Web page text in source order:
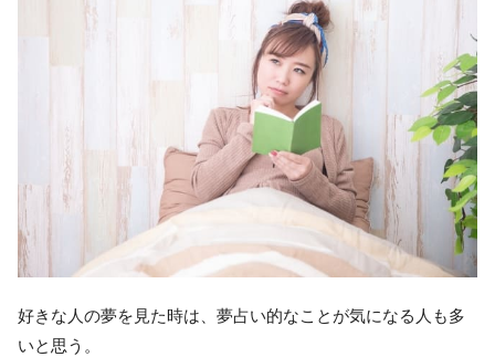
好きな人の夢を見た時は、夢占い的なことが気になる人も多
いと思う。